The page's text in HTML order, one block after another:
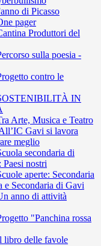
di Picasso
pager
Produttori del
sulla poesia -
contro le
IN
Arte, Musica e Teatro
Gavi si lavora
meglio
secondaria di
nostri
aperte: Secondaria
e Secondaria di Gavi
anno di attività
"Panchina rossa
libro delle favole